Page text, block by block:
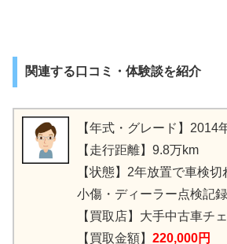
関連する口コミ・体験談を紹介
【年式・グレード】2014
【走行距離】9.8万km
【状態】2年放置で車検
小傷・ディーラー点検記
【買取店】大手中古車チ
【買取金額】 220,000円